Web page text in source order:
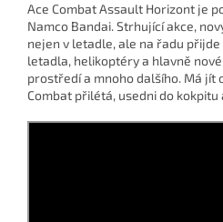
Ace Combat Assault Horizont je
Namco Bandai. Strhující akce,
nejen v letadle, ale na řadu
letadla, helikoptéry a hlavně
prostředí a mnoho dalšího. Má jít
Combat přilétá, usedni do kokpitu